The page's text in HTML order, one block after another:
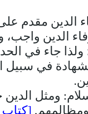
الدين مقدم
الدين
ولذا جاء في
في سبيل
ومثل الدين
ومظالمهم. [كتاب